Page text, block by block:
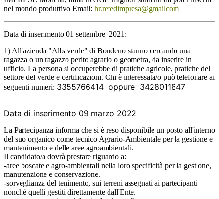
nel mondo produttivo Email: hr.retedimpresa@gmailcom
Data di inserimento 01 settembre 2021:
1) All'azienda "Albaverde" di Bondeno stanno cercando una
ragazza o un ragazzo perito agrario o geometra, da inserire in
ufficio. La persona si occuperebbe di pratiche agricole, pratiche del
settore del verde e certificazioni. Chi è interessata/o può telefonare ai
seguenti numeri: 3355766414 oppure 3428011847
Data di inserimento 09 marzo 2022
La Partecipanza informa che si è reso disponibile un posto all'interno
del suo organico come tecnico Agrario-Ambientale per la gestione e
mantenimento e delle aree agroambientali.
Il candidato/a dovrà prestare riguardo a:
-aree boscate e agro-ambientali nella loro specificità per la gestione,
manutenzione e conservazione.
-sorveglianza del tenimento, sui terreni assegnati ai partecipanti
nonché quelli gestiti direttamente dall'Ente.